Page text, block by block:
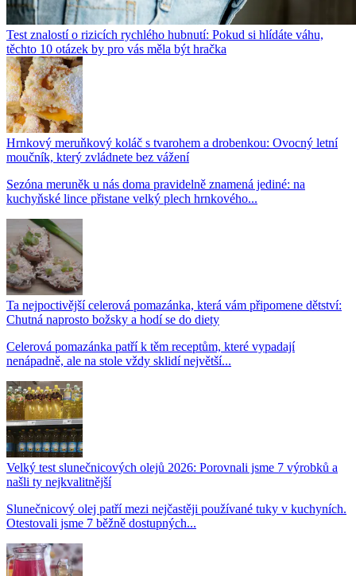
Test znalostí o rizicích rychlého hubnutí: Pokud si hlídáte váhu,
těchto 10 otázek by pro vás měla být hračka
Hrnkový meruňkový koláč s tvarohem a drobenkou: Ovocný letní
moučník, který zvládnete bez vážení
Sezóna meruněk u nás doma pravidelně znamená jediné: na
kuchyňské lince přistane velký plech hrnkového...
Ta nejpoctivější celerová pomazánka, která vám připomene dětství:
Chutná naprosto božsky a hodí se do diety
Celerová pomazánka patří k těm receptům, které vypadají
nenápadně, ale na stole vždy sklidí největší...
Velký test slunečnicových olejů 2026: Porovnali jsme 7 výrobků a
našli ty nejkvalitnější
Slunečnicový olej patří mezi nejčastěji používané tuky v kuchyních.
Otestovali jsme 7 běžně dostupných...